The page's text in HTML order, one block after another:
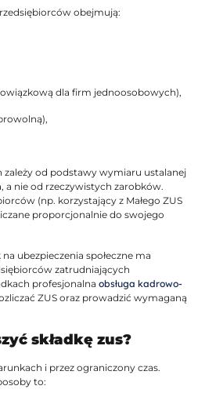
obejmują:
dla firm jednoosobowych),
zależy od podstawy wymiaru ustalanej
a nie od rzeczywistych zarobków.
(np. korzystający z Małego ZUS
proporcjonalnie do swojego
ubezpieczenia społeczne ma
zatrudniających
profesjonalna obsługa kadrowo-
ZUS oraz prowadzić wymaganą
składkę zus?
i przez ograniczony czas.
to: